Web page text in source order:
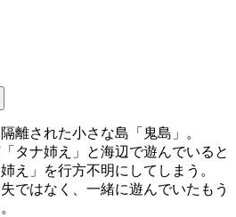
離された小さな島「鬼島」。
タナ姉え」と海辺で遊んでいると
え」を行方不明にしてしまう。
ではなく、一緒に遊んでいたもう